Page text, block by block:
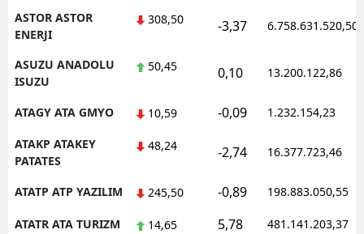
ASTOR ASTOR
ENERJI
308,50 -3,37 6.758.631.520,50
ASUZU ANADOLU
ISUZU
50,45 0,10 13.200.122,86
ATAGY ATA GMYO 10,59 -0,09 1.232.154,23
ATAKP ATAKEY
PATATES
48,24 -2,74 16.377.723,46
ATATP ATP YAZILIM 245,50 -0,89 198.883.050,55
ATATR ATA TURIZM 14,65 5,78 481.141.203,37